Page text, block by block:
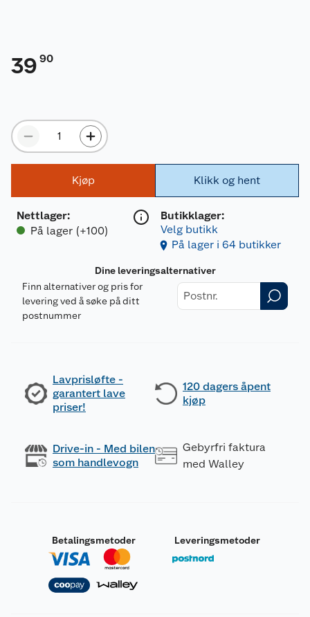
39 90
Kjøp
Nettlager:
På lager (+100)
Klikk og hent
Butikklager:
Velg butikk
På lager i 64 butikker
Dine leveringsalternativer
Finn alternativer og pris for
levering ved å søke på ditt
postnummer
Lavprisløfte -
garantert lave
priser!
120 dagers åpent
kjøp
Drive-in - Med bilen
som handlevogn
Gebyrfri faktura
med Walley
Betalingsmetoder Leveringsmetoder